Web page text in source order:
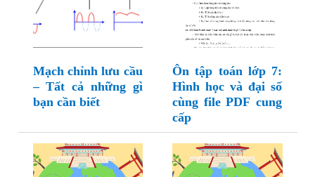
Mạch chỉnh lưu cầu
– Tất cả những gì
bạn cần biết
Ôn tập toán lớp 7:
Hình học và đại số
cùng file PDF cung
cấp